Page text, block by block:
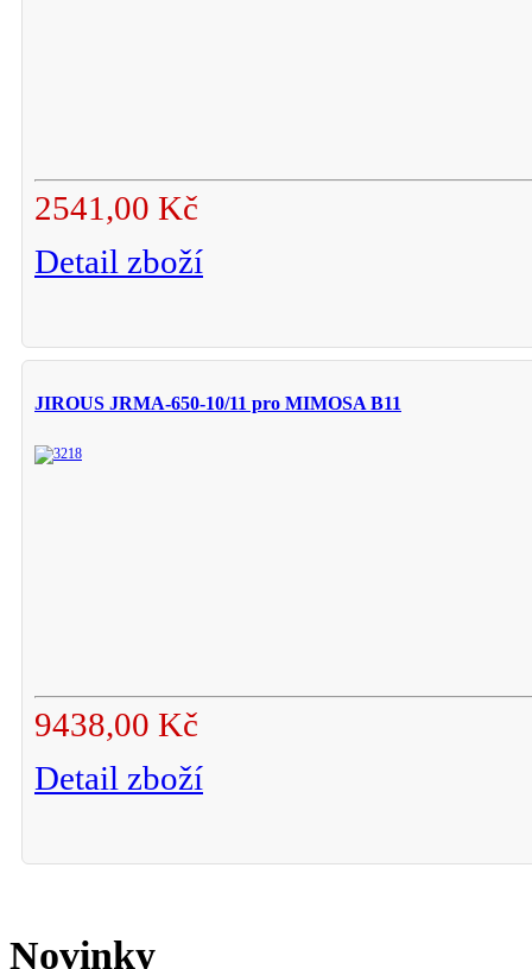
2541,00 Kč
Detail zboží
JIROUS JRMA-650-10/11 pro MIMOSA B11
9438,00 Kč
Detail zboží
Novinky